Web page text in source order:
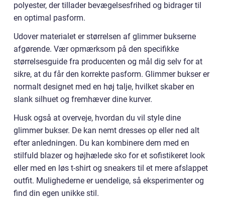
polyester, der tillader bevægelsesfrihed og bidrager til
en optimal pasform.
Udover materialet er størrelsen af glimmer bukserne
afgørende. Vær opmærksom på den specifikke
størrelsesguide fra producenten og mål dig selv for at
sikre, at du får den korrekte pasform. Glimmer bukser er
normalt designet med en høj talje, hvilket skaber en
slank silhuet og fremhæver dine kurver.
Husk også at overveje, hvordan du vil style dine
glimmer bukser. De kan nemt dresses op eller ned alt
efter anledningen. Du kan kombinere dem med en
stilfuld blazer og højhælede sko for et sofistikeret look
eller med en løs t-shirt og sneakers til et mere afslappet
outfit. Mulighederne er uendelige, så eksperimenter og
find din egen unikke stil.